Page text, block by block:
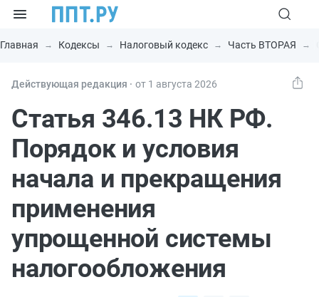
Главная Кодексы Налоговый кодекс Часть ВТОРАЯ
Действующая редакция ⸱ от 1 августа 2026
Статья 346.13 НК РФ.
Порядок и условия
начала и прекращения
применения
упрощенной системы
налогообложения